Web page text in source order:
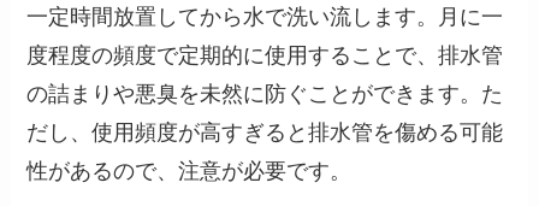
一定時間放置してから水で洗い流します。月に一
度程度の頻度で定期的に使用することで、排水管
の詰まりや悪臭を未然に防ぐことができます。た
だし、使用頻度が高すぎると排水管を傷める可能
性があるので、注意が必要です。